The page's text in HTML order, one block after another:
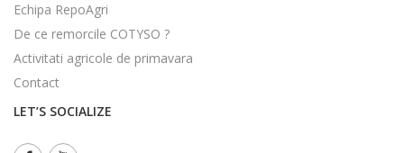
Echipa RepoAgri
De ce remorcile COTYSO ?
Activitati agricole de primavara
Contact
LET’S SOCIALIZE